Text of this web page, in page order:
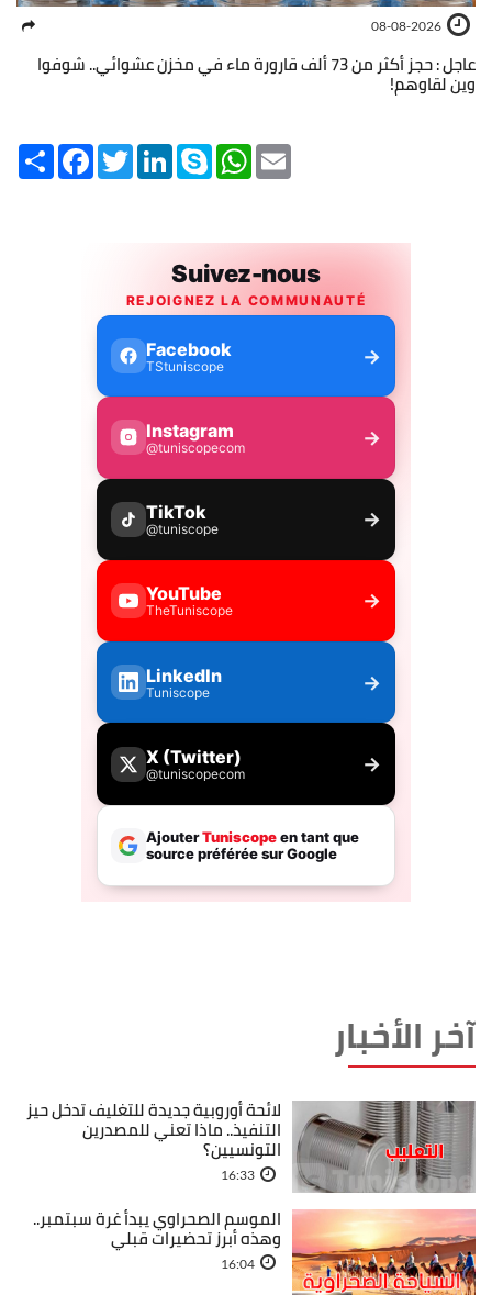
08-08-2026
عاجل : حجز أكثر من 73 ألف قارورة ماء في مخزن عشوائي.. شوفوا
وين لقاوهم!
Share FacebookTwitterLinkedInSkype WhatsApp
آخر الأخبار
لائحة أوروبية جديدة للتغليف تدخل حيز
التنفيذ.. ماذا تعني للمصدرين
التونسيين؟
16:33
الموسم الصحراوي يبدأ غرة سبتمبر..
وهذه أبرز تحضيرات قبلي
16:04